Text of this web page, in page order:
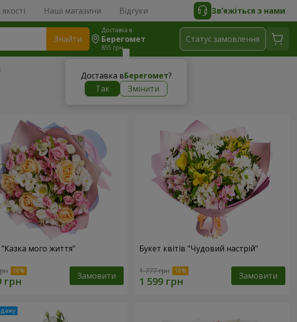
якості Наші магазини Відгуки Зв’яжіться з нами
Знайти
Доставка в
Берегомет
855 грн
Доставка вБерегомет?
Так
Змінити
Статус замовлення
"Казка мого життя"
Замовити
Букет квітів "Чудовий настрій"
1 777 грн Замовити